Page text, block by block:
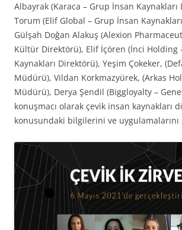
Albayrak (Karaca – Grup İnsan
Torum (Elif Global – Grup İnsan
Gülşah Doğan Alakuş (Alexion
Kültür Direktörü), Elif İçören (İnci Holding
Kaynakları Direktörü), Yeşim Çokeker,
Müdürü), Vildan Korkmazyürek, (Arkas
Müdürü), Derya Şendil (Biggloyalty –
konuşmacı olarak çevik insan kaynakları
konusundaki bilgilerini ve uygulamalarını